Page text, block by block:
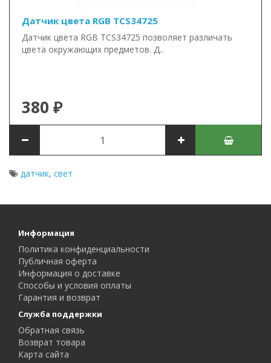
Датчик цвета RGB TCS34725
Датчик цвета RGB TCS34725 позволяет различать
цвета окружающих предметов. Д..
380 ₽
датчик, свет
Информация
Политика конфиденциальности
Публичная оферта
Информация о доставке
Способы и условия оплаты
Гарантия и возврат
Служба поддержки
Обратная связь
Возврат товара
Карта сайта